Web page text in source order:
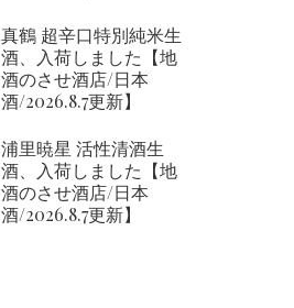
真鶴 超辛口特別純米生
酒、入荷しました【地
酒のさせ酒店/日本
酒/2026.8.7更新】
浦里暁星 活性清酒生
酒、入荷しました【地
酒のさせ酒店/日本
酒/2026.8.7更新】